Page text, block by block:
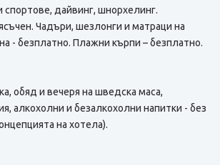
дайвинг, шнорхелинг.
Чадъри, шезлонги и матраци на
- безплатно. Плажни кърпи – безплатно.
обяд и вечеря на шведска маса,
алкохолни и безалкохолни напитки - без
на хотела).